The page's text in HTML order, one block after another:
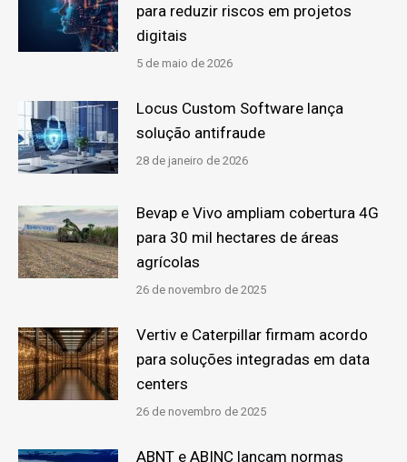
para reduzir riscos em projetos
digitais
5 de maio de 2026
Locus Custom Software lança
solução antifraude
28 de janeiro de 2026
Bevap e Vivo ampliam cobertura 4G
para 30 mil hectares de áreas
agrícolas
26 de novembro de 2025
Vertiv e Caterpillar firmam acordo
para soluções integradas em data
centers
26 de novembro de 2025
ABNT e ABINC lançam normas